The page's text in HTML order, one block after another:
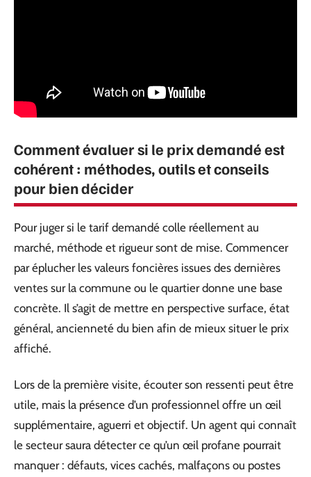
Comment évaluer si le prix demandé est
cohérent : méthodes, outils et conseils
pour bien décider
Pour juger si le tarif demandé colle réellement au
marché, méthode et rigueur sont de mise. Commencer
par éplucher les valeurs foncières issues des dernières
ventes sur la commune ou le quartier donne une base
concrète. Il s’agit de mettre en perspective surface, état
général, ancienneté du bien afin de mieux situer le prix
affiché.
Lors de la première visite, écouter son ressenti peut être
utile, mais la présence d’un professionnel offre un œil
supplémentaire, aguerri et objectif. Un agent qui connaît
le secteur saura détecter ce qu’un œil profane pourrait
manquer : défauts, vices cachés, malfaçons ou postes